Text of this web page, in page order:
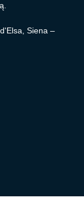
Siena –